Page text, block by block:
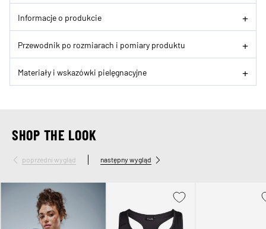
Informacje o produkcie
Przewodnik po rozmiarach i pomiary produktu
Materiały i wskazówki pielęgnacyjne
SHOP THE LOOK
poprzedni wygląd następny wygląd